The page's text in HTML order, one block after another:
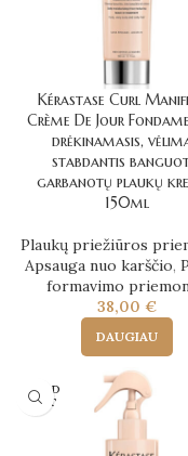
Kérastase Curl
Crème De Jour
drėkinamasis,
stabdantis
garbanotų plaukų
150ml
Plaukų priežiūros
Apsauga nuo karščio,
formavimo
38,00 €
DAUGIAU
SOLD
OUT